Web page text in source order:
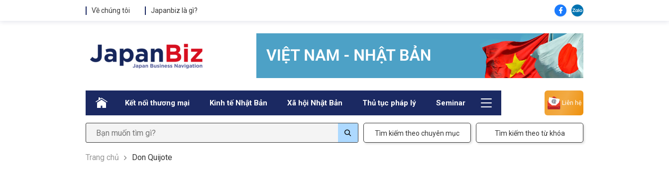
Về chúng tôi Japanbiz là gì?
. Kết nối thương mại Kinh tế Nhật Bản Xã hội Nhật Bản Thủ tục pháp lý Seminar Liên hệ
Tìm kiếm theo chuyên mục Tìm kiếm theo từ khóa
Trang chủ Don Quijote